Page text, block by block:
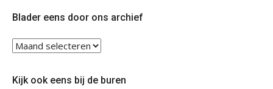
Blader eens door ons archief
Blader
eens
ons
Kijk ook eens bij de buren